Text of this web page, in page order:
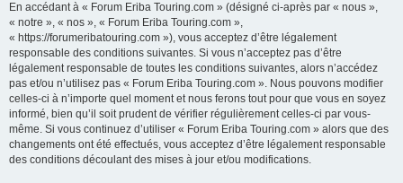
En accédant à « Forum Eriba Touring.com » (désigné ci-après par « nous »,
« notre », « nos », « Forum Eriba Touring.com »,
« https://forumeribatouring.com »), vous acceptez d’être légalement
responsable des conditions suivantes. Si vous n’acceptez pas d’être
légalement responsable de toutes les conditions suivantes, alors n’accédez
pas et/ou n’utilisez pas « Forum Eriba Touring.com ». Nous pouvons modifier
celles-ci à n’importe quel moment et nous ferons tout pour que vous en soyez
informé, bien qu’il soit prudent de vérifier régulièrement celles-ci par vous-
même. Si vous continuez d’utiliser « Forum Eriba Touring.com » alors que des
changements ont été effectués, vous acceptez d’être légalement responsable
des conditions découlant des mises à jour et/ou modifications.